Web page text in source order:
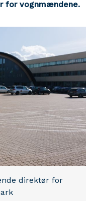
for vognmændene.
direktør for